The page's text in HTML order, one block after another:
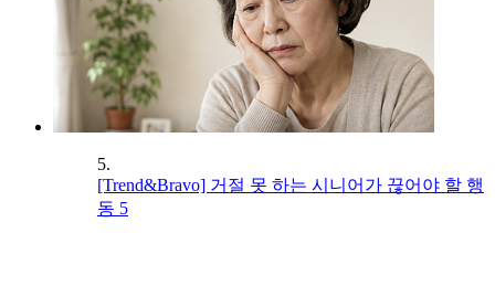
5.
[Trend&Bravo] 거절 못 하는 시니어가 끊어야 할 행
동 5